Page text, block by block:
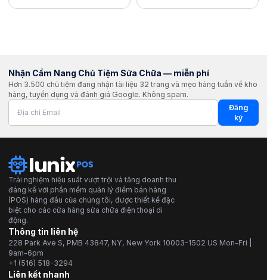
Nhận Cẩm Nang Chủ Tiệm Sửa Chữa — miễn phí
Hơn 3.500 chủ tiệm đang nhận tài liệu 32 trang và mẹo hàng tuần về kho
hàng, tuyển dụng và đánh giá Google. Không spam.
Đăng
ký
Trải nghiệm hiệu suất vượt trội và tăng doanh thu
đáng kể với phần mềm quản lý điểm bán hàng
(POS) hàng đầu của chúng tôi, được thiết kế đặc
biệt cho các cửa hàng sửa chữa điện thoại di
động.
Thông tin liên hệ
228 Park Ave S, PMB 43847, NY, New York 10003-1502 US Mon-Fri |
9am-6pm
+1 (516) 518-3294
Liên kết nhanh